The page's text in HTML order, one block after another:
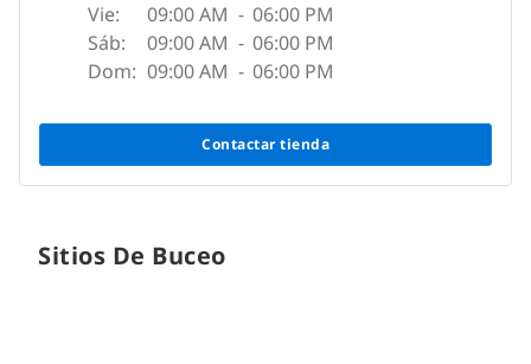
Vie:
09:00 AM - 06:00 PM
Sáb:
09:00 AM - 06:00 PM
Dom: 09:00 AM - 06:00 PM
Contactar tienda
Sitios De Buceo